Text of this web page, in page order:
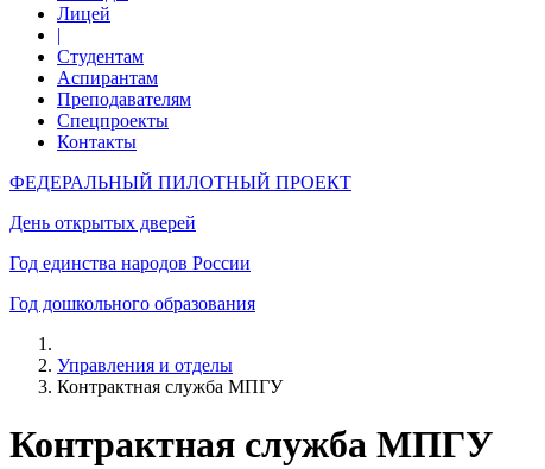
Лицей
|
Студентам
Аспирантам
Преподавателям
Спецпроекты
Контакты
ФЕДЕРАЛЬНЫЙ ПИЛОТНЫЙ ПРОЕКТ
День открытых дверей
Год единства народов России
Год дошкольного образования
Управления и отделы
Контрактная служба МПГУ
Контрактная служба МПГУ